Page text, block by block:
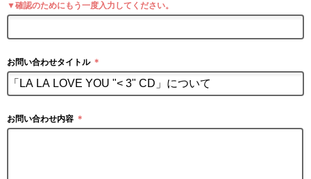
▼確認のためにもう一度入力してください。
お問い合わせタイトル ＊
お問い合わせ内容 ＊